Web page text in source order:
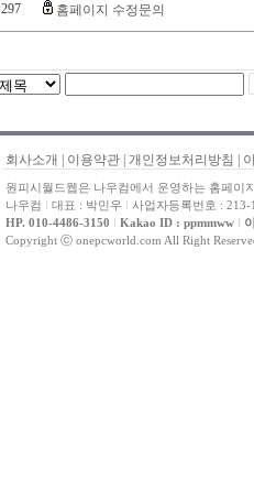
297 홈페이지 수정문의
회사소개 이용약관 개인정보처리방침
원피시월드웹은 나우컴에서 운영하는 홈페이
나우컴 l 대표 : 박민우 l 사업자등록번호 :
HP. 010-4486-3150 l Kakao ID : ppmmww l
Copyright ⓒ onepcworld.com All Right